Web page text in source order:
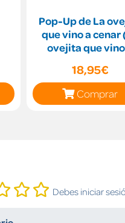
Pop-Up de La
que vino a cenar
ovejita que
18,95€
Comprar
Debes iniciar